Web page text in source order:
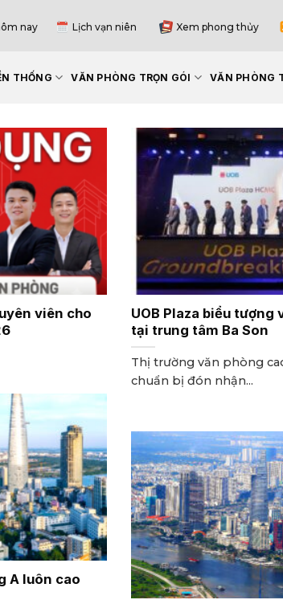
nay Lịch vạn niên Xem phong thủy
THỐNG VĂN PHÒNG TRỌN GÓI VĂN PHÒNG
viên cho
UOB Plaza biểu tượng
tại trung tâm Ba Son
Thị trường văn phòng
chuẩn bị đón nhận...
A luôn cao